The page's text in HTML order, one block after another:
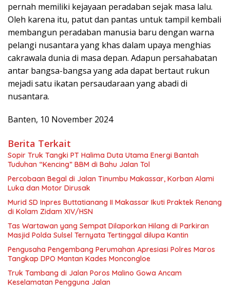
pernah memiliki kejayaan peradaban sejak masa lalu.
Oleh karena itu, patut dan pantas untuk tampil kembali
membangun peradaban manusia baru dengan warna
pelangi nusantara yang khas dalam upaya menghias
cakrawala dunia di masa depan. Adapun persahabatan
antar bangsa-bangsa yang ada dapat bertaut rukun
mejadi satu ikatan persaudaraan yang abadi di
nusantara.
Banten, 10 November 2024
Berita Terkait
Sopir Truk Tangki PT Halima Duta Utama Energi Bantah
Tuduhan “Kencing” BBM di Bahu Jalan Tol
Percobaan Begal di Jalan Tinumbu Makassar, Korban Alami
Luka dan Motor Dirusak
Murid SD Inpres Buttatianang II Makassar Ikuti Praktek Renang
di Kolam Zidam XIV/HSN
Tas Wartawan yang Sempat Dilaporkan Hilang di Parkiran
Masjid Polda Sulsel Ternyata Tertinggal dilupa Kantin
Pengusaha Pengembang Perumahan Apresiasi Polres Maros
Tangkap DPO Mantan Kades Moncongloe
Truk Tambang di Jalan Poros Malino Gowa Ancam
Keselamatan Pengguna Jalan